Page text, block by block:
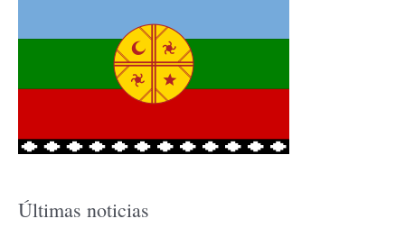
Últimas noticias